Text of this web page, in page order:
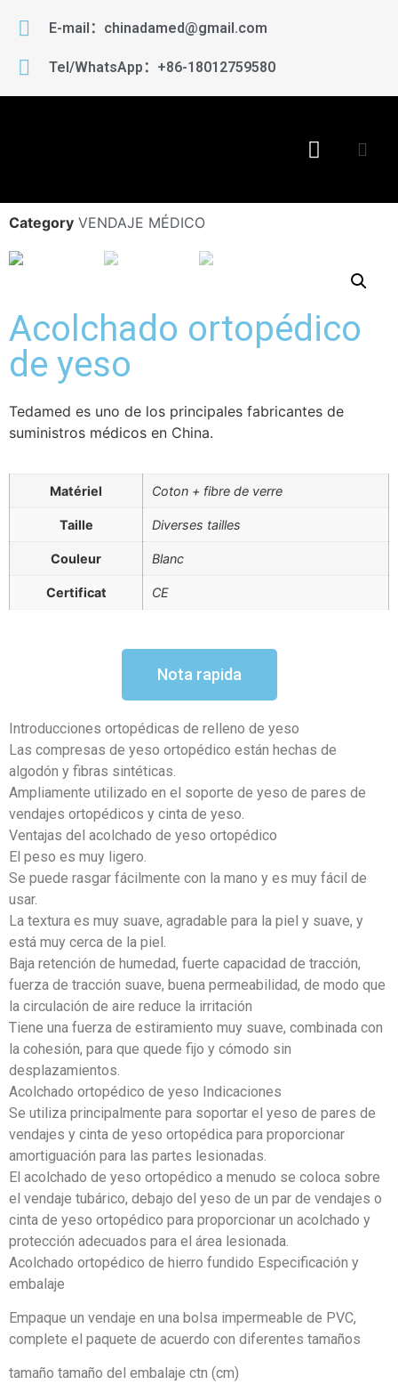
E-mail：chinadamed@gmail.com
Tel/WhatsApp：+86-18012759580
Category VENDAJE MÉDICO
Acolchado ortopédico
de yeso
Tedamed es uno de los principales fabricantes de
suministros médicos en China.
Matériel Coton + fibre de verre
Taille Diverses tailles
Couleur Blanc
Certificat CE
Nota rapida
Introducciones ortopédicas de relleno de yeso
Las compresas de yeso ortopédico están hechas de
algodón y fibras sintéticas.
Ampliamente utilizado en el soporte de yeso de pares de
vendajes ortopédicos y cinta de yeso.
Ventajas del acolchado de yeso ortopédico
El peso es muy ligero.
Se puede rasgar fácilmente con la mano y es muy fácil de
usar.
La textura es muy suave, agradable para la piel y suave, y
está muy cerca de la piel.
Baja retención de humedad, fuerte capacidad de tracción,
fuerza de tracción suave, buena permeabilidad, de modo que
la circulación de aire reduce la irritación
Tiene una fuerza de estiramiento muy suave, combinada con
la cohesión, para que quede fijo y cómodo sin
desplazamientos.
Acolchado ortopédico de yeso Indicaciones
Se utiliza principalmente para soportar el yeso de pares de
vendajes y cinta de yeso ortopédica para proporcionar
amortiguación para las partes lesionadas.
El acolchado de yeso ortopédico a menudo se coloca sobre
el vendaje tubárico, debajo del yeso de un par de vendajes o
cinta de yeso ortopédico para proporcionar un acolchado y
protección adecuados para el área lesionada.
Acolchado ortopédico de hierro fundido Especificación y
embalaje
Empaque un vendaje en una bolsa impermeable de PVC,
complete el paquete de acuerdo con diferentes tamaños
tamaño tamaño del embalaje ctn (cm)